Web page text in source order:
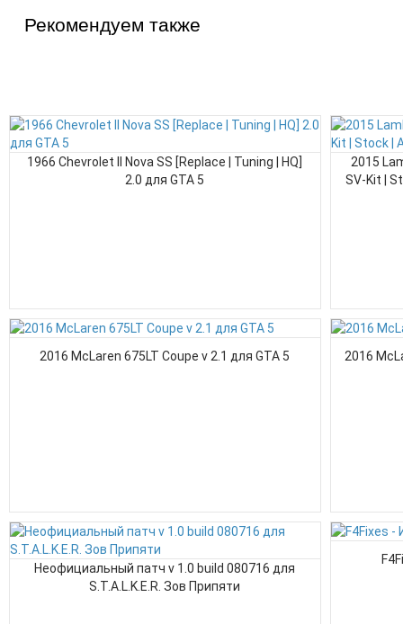
Рекомендуем также
1966 Chevrolet II Nova SS [Replace | Tuning | HQ]
2.0 для GTA 5
2015
SV-Kit |
2016 McLaren 675LT Coupe v 2.1 для GTA 5 2016
Неофициальный патч v 1.0 build 080716 для
S.T.A.L.K.E.R. Зов Припяти